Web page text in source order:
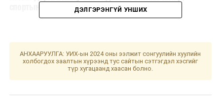
спортын ерөнхий газрын удирдлагатай уулзлаа
ДЭЛГЭРЭНГҮЙ УНШИХ
АНХААРУУЛГА: УИХ-ын 2024 оны ээлжит сонгуулийн хуулийн
холбогдох заалтын хүрээнд тус сайтын сэтгэгдэл хэсгийг
түр хугацаанд хаасан болно.